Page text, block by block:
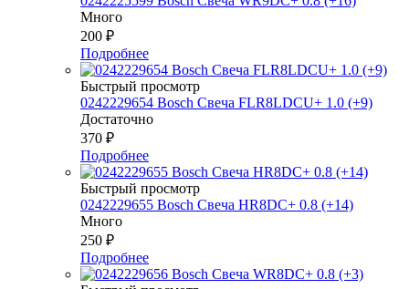
Много
200 ₽
Подробнее
Быстрый просмотр
0242229654 Bosch Свеча FLR8LDCU+ 1.0 (+9)
Достаточно
370 ₽
Подробнее
Быстрый просмотр
0242229655 Bosch Свеча HR8DC+ 0.8 (+14)
Много
250 ₽
Подробнее